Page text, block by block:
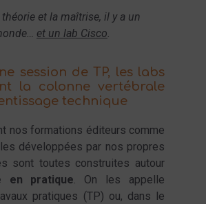
théorie et la maîtrise, il y a un
et un lab Cisco.
session de TP, les labs
la colonne vertébrale
technique
nos formations éditeurs comme
développées par nos propres
sont toutes construites autour
en pratique. On les appelle
pratiques (TP) ou, dans le